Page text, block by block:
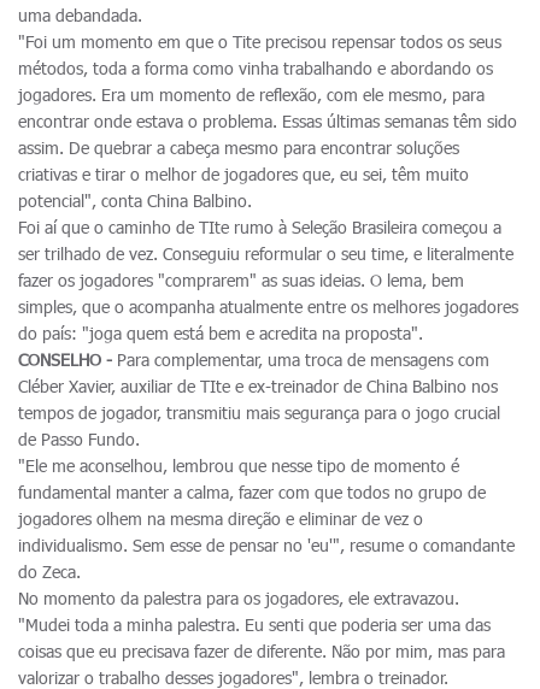
uma debandada.
"Foi um momento em que o Tite precisou repensar todos os seus
métodos, toda a forma como vinha trabalhando e abordando os
jogadores. Era um momento de reflexão, com ele mesmo, para
encontrar onde estava o problema. Essas últimas semanas têm sido
assim. De quebrar a cabeça mesmo para encontrar soluções
criativas e tirar o melhor de jogadores que, eu sei, têm muito
potencial", conta China Balbino.
Foi aí que o caminho de TIte rumo à Seleção Brasileira começou a
ser trilhado de vez. Conseguiu reformular o seu time, e literalmente
fazer os jogadores "comprarem" as suas ideias. O lema, bem
simples, que o acompanha atualmente entre os melhores jogadores
do país: "joga quem está bem e acredita na proposta".
CONSELHO - Para complementar, uma troca de mensagens com
Cléber Xavier, auxiliar de TIte e ex-treinador de China Balbino nos
tempos de jogador, transmitiu mais segurança para o jogo crucial
de Passo Fundo.
"Ele me aconselhou, lembrou que nesse tipo de momento é
fundamental manter a calma, fazer com que todos no grupo de
jogadores olhem na mesma direção e eliminar de vez o
individualismo. Sem esse de pensar no 'eu'", resume o comandante
do Zeca.
No momento da palestra para os jogadores, ele extravazou.
"Mudei toda a minha palestra. Eu senti que poderia ser uma das
coisas que eu precisava fazer de diferente. Não por mim, mas para
valorizar o trabalho desses jogadores", lembra o treinador.